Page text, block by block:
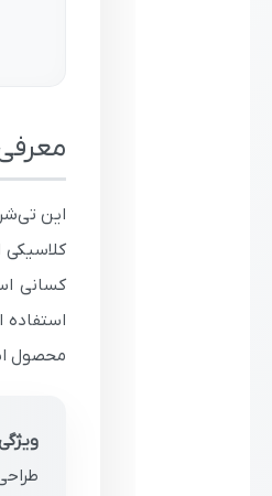
این
کسانی
محصول